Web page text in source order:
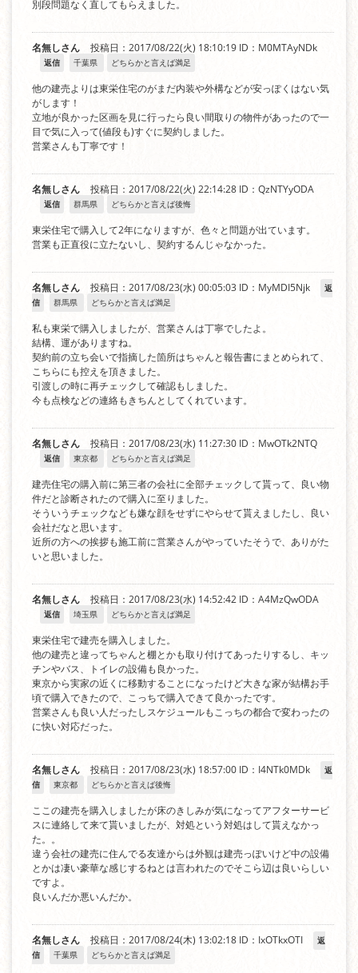
別段問題なく直してもらえました。
名無しさん 投稿日：2017/08/22(火) 18:10:19 ID：M0MTAyNDk
返信 千葉県 どちらかと言えば満足
他の建売よりは東栄住宅のがまだ内装や外構などが安っぽくはない気
がします！
立地が良かった区画を見に行ったら良い間取りの物件があったので一
目で気に入って(値段も)すぐに契約しました。
営業さんも丁寧です！
名無しさん 投稿日：2017/08/22(火) 22:14:28 ID：QzNTYyODA
返信 群馬県 どちらかと言えば後悔
東栄住宅で購入して2年になりますが、色々と問題が出ています。
営業も正直役に立たないし、契約するんじゃなかった。
名無しさん 投稿日：2017/08/23(水) 00:05:03 ID：MyMDI5Njk
返
信
群馬県 どちらかと言えば満足
私も東栄で購入しましたが、営業さんは丁寧でしたよ。
結構、運がありますね。
契約前の立ち会いで指摘した箇所はちゃんと報告書にまとめられて、
こちらにも控えを頂きました。
引渡しの時に再チェックして確認もしました。
今も点検などの連絡もきちんとしてくれています。
名無しさん 投稿日：2017/08/23(水) 11:27:30 ID：MwOTk2NTQ
返信 東京都 どちらかと言えば満足
建売住宅の購入前に第三者の会社に全部チェックして貰って、良い物
件だと診断されたので購入に至りました。
そういうチェックなども嫌な顔をせずにやらせて貰えましたし、良い
会社だなと思います。
近所の方への挨拶も施工前に営業さんがやっていたそうで、ありがた
いと思いました。
名無しさん 投稿日：2017/08/23(水) 14:52:42 ID：A4MzQwODA
返信 埼玉県 どちらかと言えば満足
東栄住宅で建売を購入しました。
他の建売と違ってちゃんと棚とかも取り付けてあったりするし、キッ
チンやバス、トイレの設備も良かった。
東京から実家の近くに移動することになったけど大きな家が結構お手
頃で購入できたので、こっちで購入できて良かったです。
営業さんも良い人だったしスケジュールもこっちの都合で変わったの
に快い対応だった。
名無しさん 投稿日：2017/08/23(水) 18:57:00 ID：I4NTk0MDk
返
信
東京都 どちらかと言えば後悔
ここの建売を購入しましたが床のきしみが気になってアフターサービ
スに連絡して来て貰いましたが、対処という対処はして貰えなかっ
た。。
違う会社の建売に住んでる友達からは外観は建売っぽいけど中の設備
とかは凄い豪華な感じするねとは言われたのでそこら辺は良いらしい
ですよ。
良いんだか悪いんだか。
名無しさん 投稿日：2017/08/24(木) 13:02:18 ID：IxOTkxOTI
返
信
千葉県 どちらかと言えば満足